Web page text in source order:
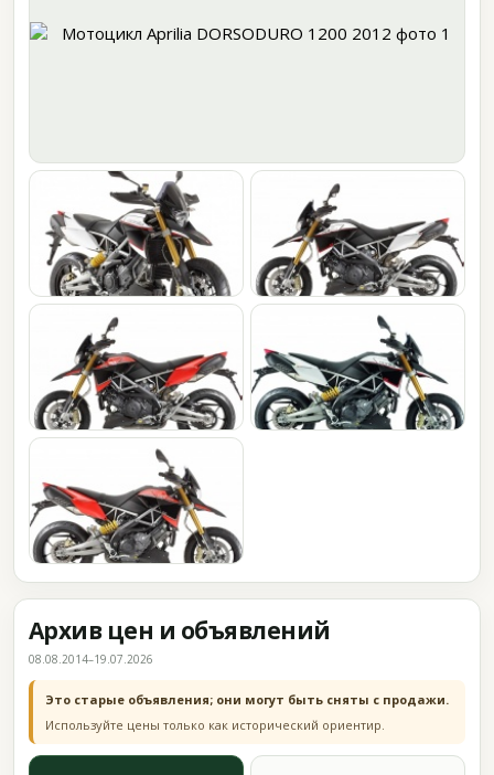
Архив цен и объявлений
08.08.2014–19.07.2026
Это старые объявления; они могут быть сняты с продажи.
Используйте цены только как исторический ориентир.